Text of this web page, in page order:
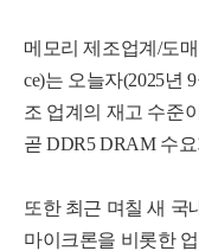
메모리 제조업계/도
ce)는 오늘자(2025년
조 업계의 재고 수준
곧 DDR5 DRAM 수
또한 최근 며칠 새 국
마이크론을 비롯한